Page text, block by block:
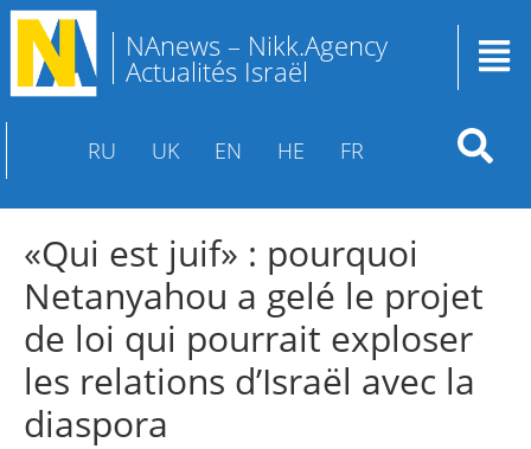
NAnews – Nikk.Agency
Actualités Israël
RU UK EN HE FR
«Qui est juif» : pourquoi
Netanyahou a gelé le projet
de loi qui pourrait exploser
les relations d’Israël avec la
diaspora